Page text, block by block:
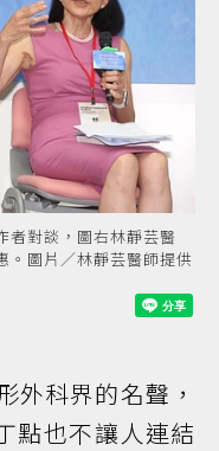
者對談，圖右林靜芸醫
。圖片／林靜芸醫師提供
外科界的名聲，
點也不讓人連結